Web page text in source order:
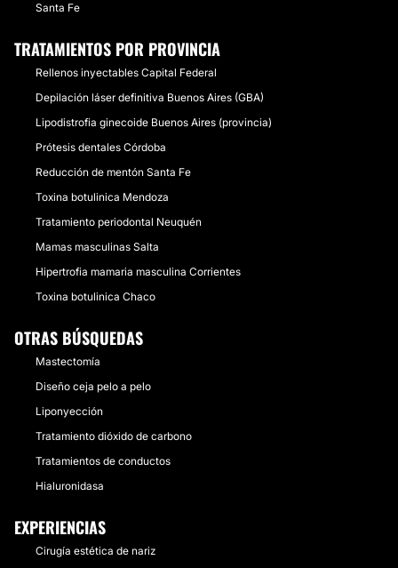
Santa Fe
TRATAMIENTOS POR PROVINCIA
Rellenos inyectables Capital Federal
Depilación láser definitiva Buenos Aires (GBA)
Lipodistrofia ginecoide Buenos Aires (provincia)
Prótesis dentales Córdoba
Reducción de mentón Santa Fe
Toxina botulinica Mendoza
Tratamiento periodontal Neuquén
Mamas masculinas Salta
Hipertrofia mamaria masculina Corrientes
Toxina botulinica Chaco
OTRAS BÚSQUEDAS
Mastectomía
Diseño ceja pelo a pelo
Liponyección
Tratamiento dióxido de carbono
Tratamientos de conductos
Hialuronidasa
EXPERIENCIAS
Cirugía estética de nariz